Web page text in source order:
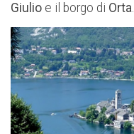
Giulio e il borgo di Orta.